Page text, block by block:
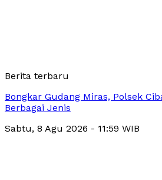
Berita terbaru
Bongkar Gudang Miras, Polsek
Berbagai Jenis
Sabtu, 8 Agu 2026 - 11:59 WIB